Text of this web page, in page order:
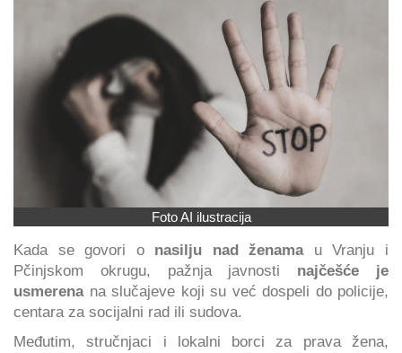
Foto AI ilustracija
Kada se govori o nasilju nad ženama u Vranju i
Pčinjskom okrugu, pažnja javnosti najčešće je
usmerena na slučajeve koji su već dospeli do policije,
centara za socijalni rad ili sudova.
Međutim, stručnjaci i lokalni borci za prava žena,